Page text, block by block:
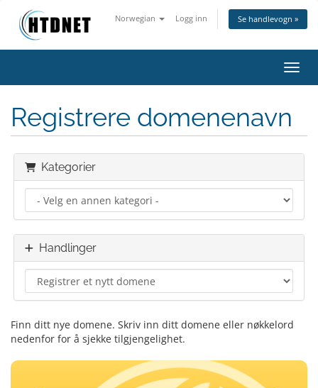
Norwegian Logg inn Se handlevogn »
Bytt
Registrere domenenavn
Kategorier
Handlinger
Finn ditt nye domene. Skriv inn ditt domene eller nøkkelord
nedenfor for å sjekke tilgjengelighet.